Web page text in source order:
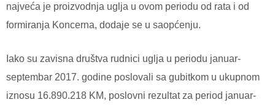
najveća je proizvodnja uglja u ovom periodu od rata i od
formiranja Koncerna, dodaje se u saopćenju.
Iako su zavisna društva rudnici uglja u periodu januar-
septembar 2017. godine poslovali sa gubitkom u ukupnom
iznosu 16.890.218 KM, poslovni rezultat za period januar-